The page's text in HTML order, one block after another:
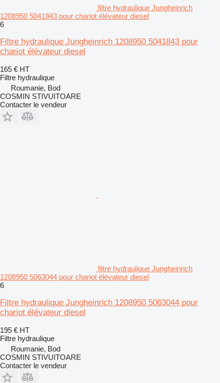
filtre hydraulique Jungheinrich
1208950 5041843 pour chariot élévateur diesel
6
Filtre hydraulique Jungheinrich 1208950 5041843 pour
chariot élévateur diesel
165 € HT
Filtre hydraulique
Roumanie, Bod
COSMIN STIVUITOARE
Contacter le vendeur
filtre hydraulique Jungheinrich
1208950 5063044 pour chariot élévateur diesel
6
Filtre hydraulique Jungheinrich 1208950 5063044 pour
chariot élévateur diesel
195 € HT
Filtre hydraulique
Roumanie, Bod
COSMIN STIVUITOARE
Contacter le vendeur